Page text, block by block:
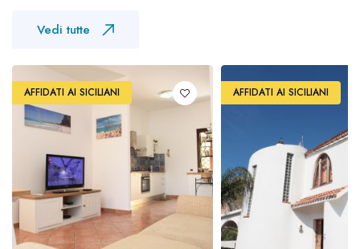
Vedi tutte
AFFIDATI AI SICILIANI AFFIDATI AI SICILIANI